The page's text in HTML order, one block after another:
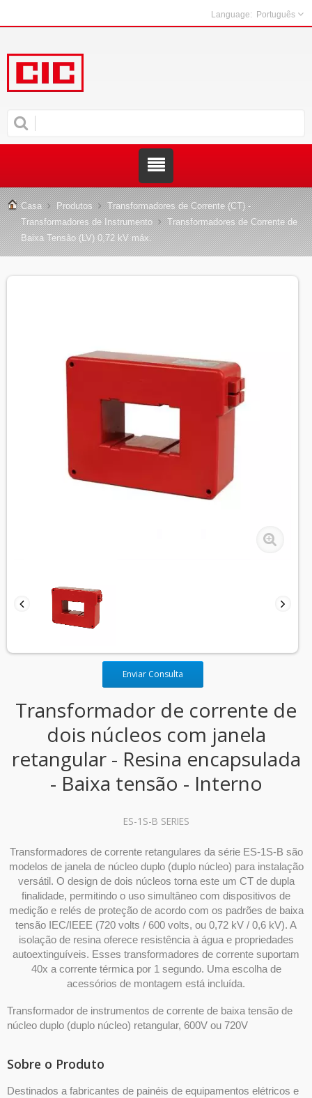
Português
Casa Produtos
Transformadores de Corrente (CT) -
Transformadores de Instrumento
Transformadores de Corrente de
Baixa Tensão (LV) 0,72 kV máx.
Enviar Consulta
Transformador de corrente de
dois núcleos com janela
retangular - Resina encapsulada
- Baixa tensão - Interno
ES-1S-B SERIES
Transformadores de corrente retangulares da série ES-1S-B são
modelos de janela de núcleo duplo (duplo núcleo) para instalação
versátil. O design de dois núcleos torna este um CT de dupla
finalidade, permitindo o uso simultâneo com dispositivos de
medição e relés de proteção de acordo com os padrões de baixa
tensão IEC/IEEE (720 volts / 600 volts, ou 0,72 kV / 0,6 kV). A
isolação de resina oferece resistência à água e propriedades
autoextinguíveis. Esses transformadores de corrente suportam
40x a corrente térmica por 1 segundo. Uma escolha de
acessórios de montagem está incluída.
Transformador de instrumentos de corrente de baixa tensão de
núcleo duplo (duplo núcleo) retangular, 600V ou 720V
Sobre o Produto
Destinados a fabricantes de painéis de equipamentos elétricos e